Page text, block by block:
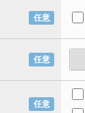
任意
任意
任意